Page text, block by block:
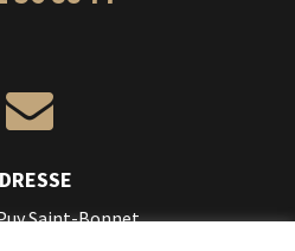

Saint-Bonnet